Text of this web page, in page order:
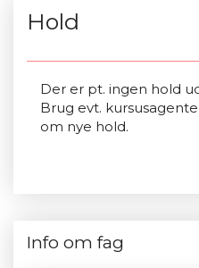
Hold
Der er pt. ingen hold
Brug evt.
om nye hold.
Info om fag